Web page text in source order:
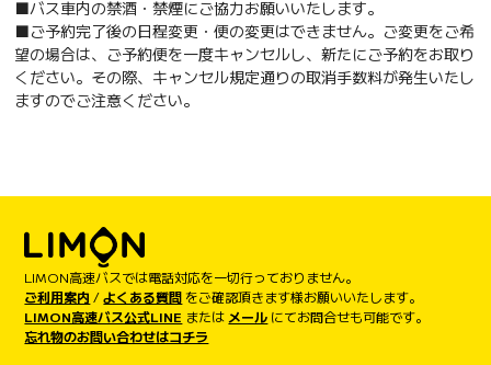
■バス車内の禁酒・禁煙にご協力お願いいたします。
■ご予約完了後の日程変更・便の変更はできません。ご変更をご希
望の場合は、ご予約便を一度キャンセルし、新たにご予約をお取り
ください。その際、キャンセル規定通りの取消手数料が発生いたし
ますのでご注意ください。
LIMON高速バスでは電話対応を一切行っておりません。
ご利用案内 /よくある質問をご確認頂きます様お願いいたします。
LIMON高速バス公式LINE またはメール にてお問合せも可能です。
忘れ物のお問い合わせはコチラ